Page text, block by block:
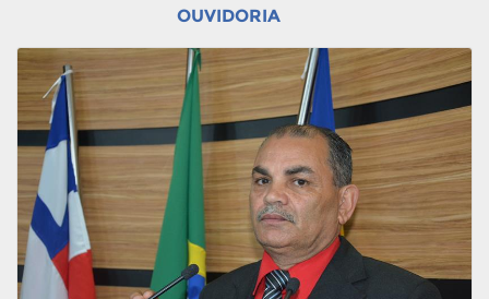
OUVIDORIA